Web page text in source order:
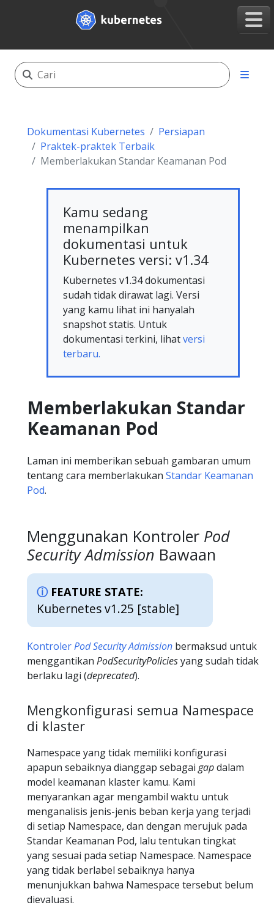
Dokumentasi Kubernetes
Persiapan
Praktek-praktek Terbaik
Memberlakukan Standar Keamanan Pod
Kamu sedang
menampilkan
dokumentasi untuk
Kubernetes versi: v1.34
Kubernetes v1.34 dokumentasi
sudah tidak dirawat lagi. Versi
yang kamu lihat ini hanyalah
snapshot statis. Untuk
dokumentasi terkini, lihatversi
terbaru.
Memberlakukan Standar
Keamanan Pod
Laman ini memberikan sebuah gambaran umum
tentang cara memberlakukan Standar Keamanan
Pod.
Menggunakan Kontroler Pod
Security Admission Bawaan
FEATURE STATE:
Kubernetes v1.25 [stable]
KontrolerPod Security Admission bermaksud untuk
menggantikan PodSecurityPoliciesyang sudah tidak
berlaku lagi (deprecated).
Mengkonfigurasi semua Namespace
di klaster
Namespace yang tidak memiliki konfigurasi
apapun sebaiknya dianggap sebagai gapdalam
model keamanan klaster kamu. Kami
menyarankan agar mengambil waktu untuk
menganalisis jenis-jenis beban kerja yang terjadi
di setiap Namespace, dan dengan merujuk pada
Standar Keamanan Pod, lalu tentukan tingkat
yang sesuai pada setiap Namespace. Namespace
yang tidak berlabel sebaiknya hanya
menunjukkan bahwa Namespace tersebut belum
dievaluasi.